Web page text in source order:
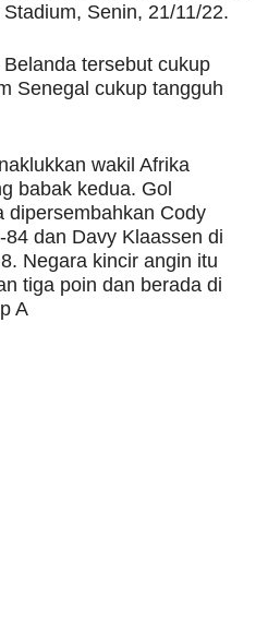
Senin, 21/11/22.
tersebut cukup
Senegal cukup tangguh
wakil Afrika
babak kedua. Gol
dipersembahkan Cody
dan Davy Klaassen di
Negara kincir angin itu
tiga poin dan berada di
A